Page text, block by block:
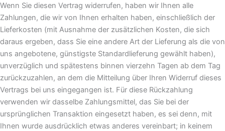
Wenn Sie diesen Vertrag widerrufen, haben wir Ihnen alle
Zahlungen, die wir von Ihnen erhalten haben, einschließlich der
Lieferkosten (mit Ausnahme der zusätzlichen Kosten, die sich
daraus ergeben, dass Sie eine andere Art der Lieferung als die von
uns angebotene, günstigste Standardlieferung gewählt haben),
unverzüglich und spätestens binnen vierzehn Tagen ab dem Tag
zurückzuzahlen, an dem die Mitteilung über Ihren Widerruf dieses
Vertrags bei uns eingegangen ist. Für diese Rückzahlung
verwenden wir dasselbe Zahlungsmittel, das Sie bei der
ursprünglichen Transaktion eingesetzt haben, es sei denn, mit
Ihnen wurde ausdrücklich etwas anderes vereinbart; in keinem